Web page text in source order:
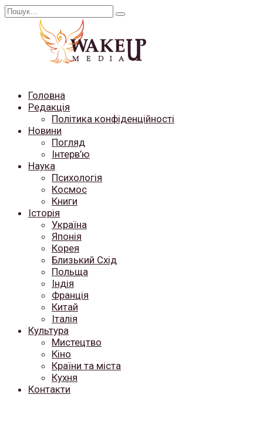
Перейти
Search
Головна
Редакція
Політика конфіденційності
Новини
Погляд
Інтерв’ю
Наука
Психологія
Космос
Книги
Історія
Україна
Японія
Корея
Близький Схід
Польща
Індія
Франція
Китай
Італія
Культура
Мистецтво
Кіно
Країни та міста
Кухня
Контакти